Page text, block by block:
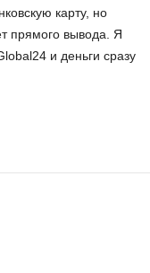
карту, но
прямого вывода. Я
и деньги сразу